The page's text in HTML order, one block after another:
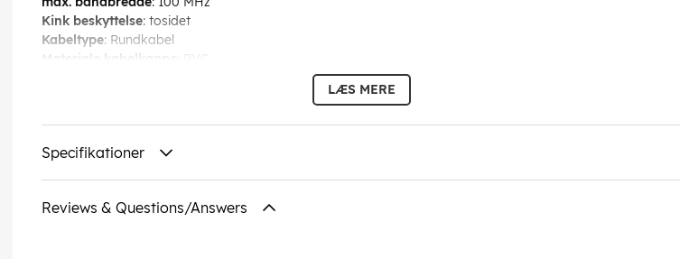
Kink beskyttelse: tosidet
Kabeltype: Rundkabel
Materiale kabelkappe
: PVC
: CCA (kobberbeklædt aluminium)
LÆS MERE
Specifikationer
Reviews & Questions/Answers